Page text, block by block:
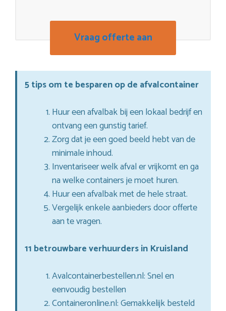
Vraag offerte aan
5 tips om te besparen op de afvalcontainer
Huur een afvalbak bij een lokaal bedrijf en
ontvang een gunstig tarief.
Zorg dat je een goed beeld hebt van de
minimale inhoud.
Inventariseer welk afval er vrijkomt en ga
na welke containers je moet huren.
Huur een afvalbak met de hele straat.
Vergelijk enkele aanbieders door offerte
aan te vragen.
11 betrouwbare verhuurders in Kruisland
Avalcontainerbestellen.nl: Snel en
eenvoudig bestellen
Containeronline.nl: Gemakkelijk besteld